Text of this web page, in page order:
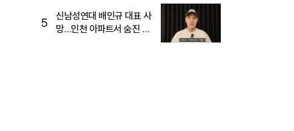
5
신남성연대 배인규 대표 사
망…인천 아파트서 숨진 채